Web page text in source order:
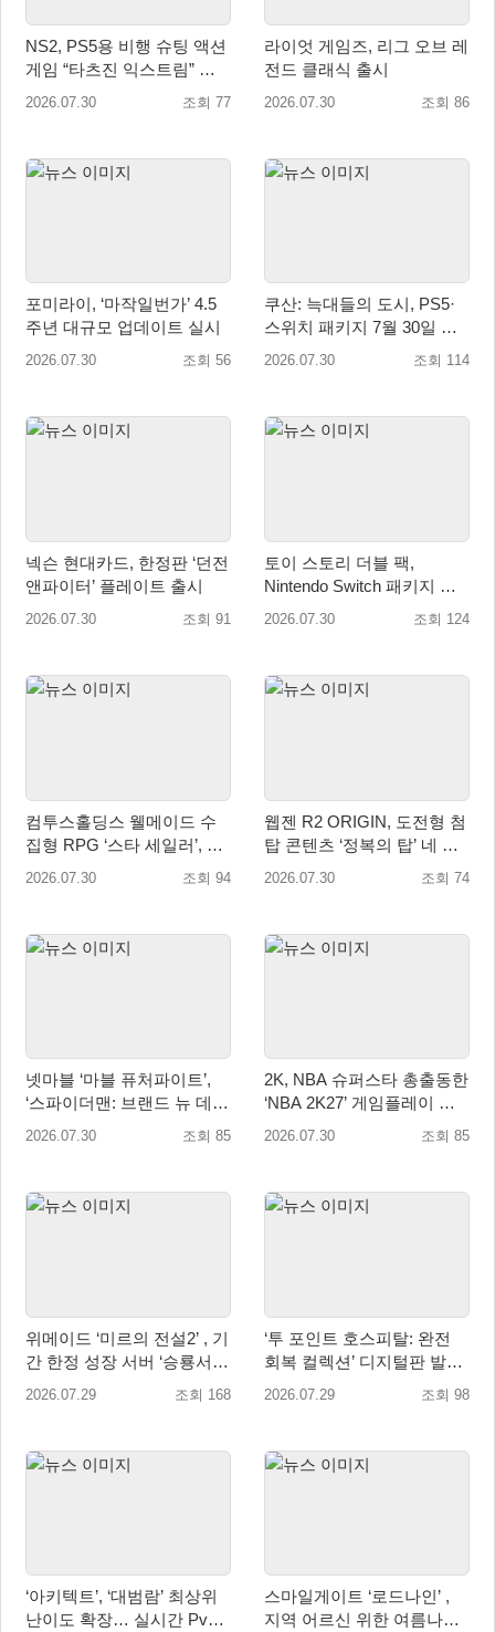
NS2, PS5용 비행 슈팅 액션
게임 “타츠진 익스트림” 패
키지 버전 정식 발매!
2026.07.30 조회 77
라이엇 게임즈, 리그 오브 레
전드 클래식 출시
2026.07.30 조회 86
포미라이, ‘마작일번가’ 4.5
주년 대규모 업데이트 실시
2026.07.30 조회 56
쿠산: 늑대들의 도시, PS5·
스위치 패키지 7월 30일 국
내 정식 출시
2026.07.30 조회 114
넥슨 현대카드, 한정판 ‘던전
앤파이터’ 플레이트 출시
2026.07.30 조회 91
토이 스토리 더블 팩,
Nintendo Switch 패키지 예
약판매 시작
2026.07.30 조회 124
컴투스홀딩스 웰메이드 수
집형 RPG ‘스타 세일러’, 여
름맞이 대규모 업데이트
2026.07.30 조회 94
웹젠 R2 ORIGIN, 도전형 첨
탑 콘텐츠 ‘정복의 탑’ 네 번
째 시즌 개최
2026.07.30 조회 74
넷마블 ‘마블 퓨처파이트’,
‘스파이더맨: 브랜드 뉴 데
이’ 업데이트…美 코믹콘 참
2026.07.30 조회 85
2K, NBA 슈퍼스타 총출동한
‘NBA 2K27’ 게임플레이 트
레일러 공개
2026.07.30 조회 85
위메이드 ‘미르의 전설2’ , 기
간 한정 성장 서버 ‘승룡서
버’ 사전 예약 실시
2026.07.29 조회 168
‘투 포인트 호스피탈: 완전
회복 컬렉션’ 디지털판 발매
일 9월 16일(수)로 결정!
2026.07.29 조회 98
‘아키텍트’, ‘대범람’ 최상위
난이도 확장… 실시간 PvP
스마일게이트 ‘로드나인’ ,
지역 어르신 위한 여름나기